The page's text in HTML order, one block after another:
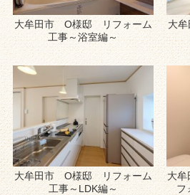
大牟田市 O様邸 リフォーム
工事～浴室編～
大
大牟田市 O様邸 リフォーム
工事～LDK編～
大
フ